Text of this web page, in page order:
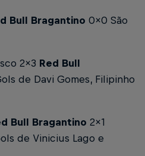
Bull Bragantino 0x0 São
2x3 Red Bull
de Davi Gomes, Filipinho
Bull Bragantino 2x1
de Vinicius Lago e